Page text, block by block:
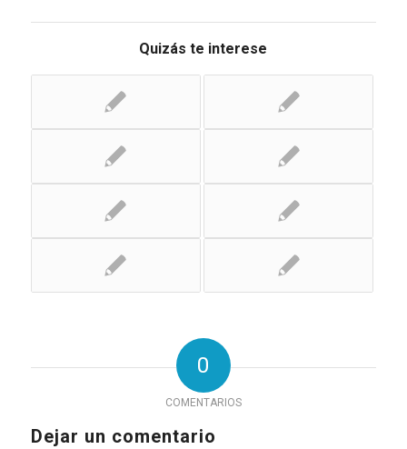
Quizás te interese
0
COMENTARIOS
Dejar un comentario